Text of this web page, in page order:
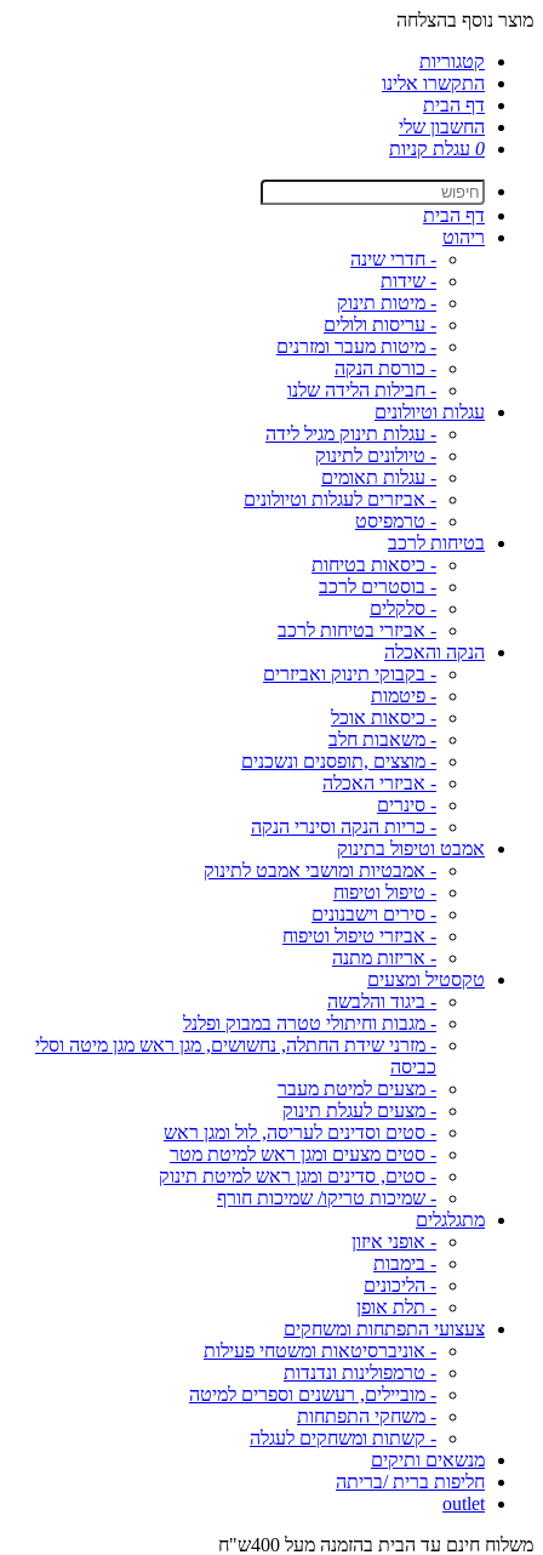
מוצר נוסף בהצלחה
קטגוריות
התקשרו אלינו
דף הבית
החשבון שלי
0 עגלת קניות
דף הבית
ריהוט
- חדרי שינה
- שידות
- מיטות תינוק
- עריסות ולולים
- מיטות מעבר ומזרנים
- כורסת הנקה
- חבילות הלידה שלנו
עגלות וטיולונים
- עגלות תינוק מגיל לידה
- טיולונים לתינוק
- עגלות תאומים
- אביזרים לעגלות וטיולונים
- טרמפיסט
בטיחות לרכב
- כיסאות בטיחות
- בוסטרים לרכב
- סלקלים
- אביזרי בטיחות לרכב
הנקה והאכלה
- בקבוקי תינוק ואביזרים
- פיטמות
- כיסאות אוכל
- משאבות חלב
- מוצצים ,תופסנים ונשכנים
- אביזרי האכלה
- סינרים
- כריות הנקה וסינרי הנקה
אמבט וטיפול בתינוק
- אמבטיות ומושבי אמבט לתינוק
- טיפול וטיפוח
- סירים וישבנונים
- אביזרי טיפול וטיפוח
- אריזות מתנה
טקסטיל ומצעים
- ביגוד והלבשה
- מגבות וחיתולי טטרה במבוק ופלנל
- מזרני שידת החתלה, נחשושים, מגן ראש מגן מיטה וסלי
כביסה
- מצעים למיטת מעבר
- מצעים לעגלת תינוק
- סטים וסדינים לעריסה, לול ומגן ראש
- סטים מצעים ומגן ראש למיטת מטר
- סטים, סדינים ומגן ראש למיטת תינוק
- שמיכות טריקו/ שמיכות חורף
מתגלגלים
- אופני איזון
- בימבות
- הליכונים
- תלת אופן
צעצועי התפתחות ומשחקים
- אוניברסיטאות ומשטחי פעילות
- טרמפולינות ונדנדות
- מוביילים, רעשנים וספרים למיטה
- משחקי התפתחות
- קשתות ומשחקים לעגלה
מנשאים ותיקים
חליפות ברית /בריתה
outlet
משלוח חינם עד הבית בהזמנה מעל 400ש"ח